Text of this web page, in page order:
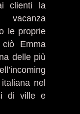
clienti la
vacanza
le proprie
Emma
delle più
nel
di ville e